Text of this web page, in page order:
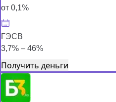
от 0,1%
ГЭСВ
3,7% – 46%
Получить деньги